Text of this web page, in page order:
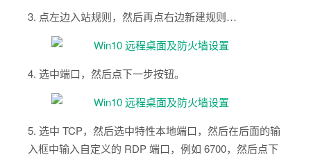
3. 点左边入站规则，然后再点右边新建规则…
4. 选中端口，然后点下一步按钮。
5. 选中 TCP，然后选中特性本地端口，然后在后面的输
入框中输入自定义的 RDP 端口，例如 6700，然后点下